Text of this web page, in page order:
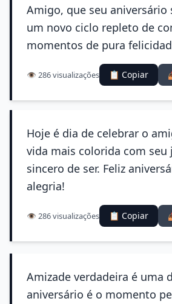
Amigo, que seu aniversário
um novo ciclo repleto de
momentos de pura
👁️ 286 visualizações 📋 Copiar
Hoje é dia de celebrar o
vida mais colorida com seu
sincero de ser. Feliz
alegria!
👁️ 286 visualizações 📋 Copiar
Amizade verdadeira é uma
aniversário é o momento